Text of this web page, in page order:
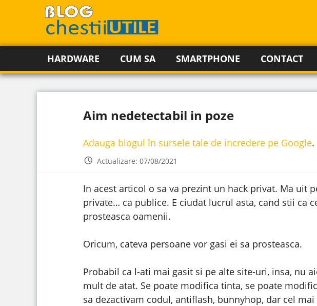
HARDWARE CUM SA SMARTPHONE CONTACT
Aim nedetectabil in poze
Adauga blogul în sursele tale de incredere pe Google.
Actualizare: 07/08/2021
In acest articol o sa va prezint un hack privat. Ma uit
private… ca publice. E ciudat lucrul asta, cand stii ca
prosteasca oamenii.
Oricum, cateva persoane vor gasi ei sa prosteasca.
Probabil ca l-ati mai gasit si pe alte site-uri, insa, nu
mult de atat. Se poate modifica tinta, se poate
sa dezactivam codul, antiflash, bunnyhop, dar cel